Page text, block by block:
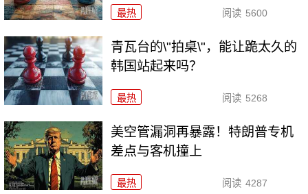
最热 阅读 5600
青瓦台的\"拍桌\"，能让跪太久的
韩国站起来吗？
最热 阅读 5268
美空管漏洞再暴露！特朗普专机
差点与客机撞上
最热 阅读 4287